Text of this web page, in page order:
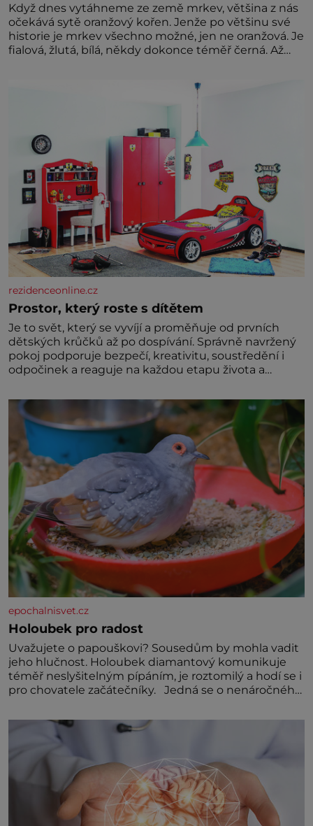
Když dnes vytáhneme ze země mrkev, většina z nás
očekává sytě oranžový kořen. Jenže po většinu své
historie je mrkev všechno možné, jen ne oranžová. Je
fialová, žlutá, bílá, někdy dokonce téměř černá. Až
nedokážeme představit. Její příběh je
rezidenceonline.cz
Prostor, který roste s dítětem
Je to svět, který se vyvíjí a proměňuje od prvních
dětských krůčků až po dospívání. Správně navržený
pokoj podporuje bezpečí, kreativitu, soustředění i
odpočinek a reaguje na každou etapu života a
jednoduchost, měkkost a bezpečí, proto by pokoj
miminka měl působit především klidně a útulně.
Předškolní věk je
epochalnisvet.cz
Holoubek pro radost
Uvažujete o papouškovi? Sousedům by mohla vadit
jeho hlučnost. Holoubek diamantový komunikuje
téměř neslyšitelným pípáním, je roztomilý a hodí se i
pro chovatele začátečníky. Jedná se o nenáročného
Hodně času tráví na zemi, kde sbírá zbytky semínek
Jeho domovinou je prakticky celá Austrálie s
výjimkou pobřežní oblasti.